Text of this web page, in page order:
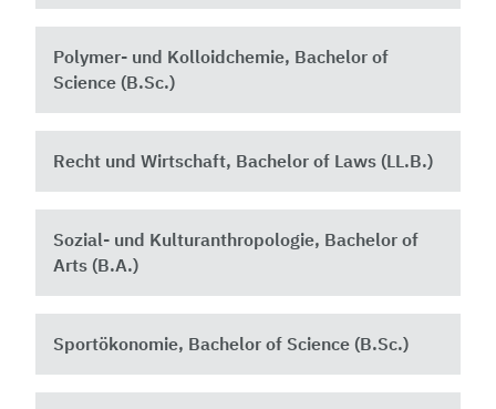
Polymer- und Kolloidchemie, Bachelor of
Science (B.Sc.)
Recht und Wirtschaft, Bachelor of Laws (LL.B.)
Sozial- und Kulturanthropologie, Bachelor of
Arts (B.A.)
Sportökonomie, Bachelor of Science (B.Sc.)